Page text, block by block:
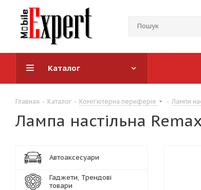
Каталог
Главная - Каталог - Комп'ютерна периферія - Лампи
Лампа настільна
Автоаксесуари
Гаджети, Трендові
товари